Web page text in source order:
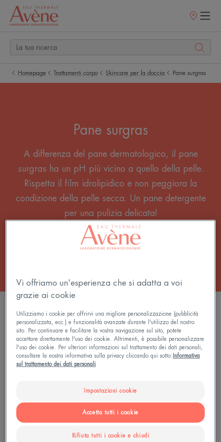
Punti
Homepage Trattamenti corpo Skincare per la doccia Pane surgras
Pane surgras
A differenza del pane dermatologico, il pane
surgras ha un pH più vicino a quello della pelle.
Rispetta il film idrolipidico e non peggiora la
condizione della pelle secca. Un pane detergente
per una pulizia delicata!
Tutti i Skincare per la doccia
Pane
detergente
surgras
XeraCalm
Pane
Surgras
alla
TriXera NUTRITION
Vi offriamo un'esperienza che si adatta a voi
grazie ai cookie
Utilizziamo i cookie per offrirvi una migliore personalizzazione (pubblicità
personalizzata, ecc.) e funzionalità avanzate durante l'utilizzo del nostro
sito. Per continuare e facilitare la vostra navigazione sul sito, potete
accettare direttamente l'uso dei cookie. Altrimenti, è possibile personalizzare
l'uso dei cookie. Per ulteriori informazioni sul trattamento dei dati personali,
consultare la nostra informativa sulla privacy cliccando qui sotto: Informativa
sul trattamento dei dati personali
Impostazioni cookie
Rifiuta tutti i cookie e chiudi
Accetta tutti i cookie